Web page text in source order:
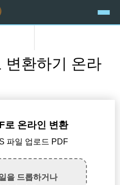
변환하기 온라
로 온라인 변환
파일 업로드 PDF
을 드롭하거나